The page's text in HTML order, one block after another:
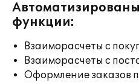
функции:
Взаиморасчеты с
Взаиморасчеты с
Оформление заказов